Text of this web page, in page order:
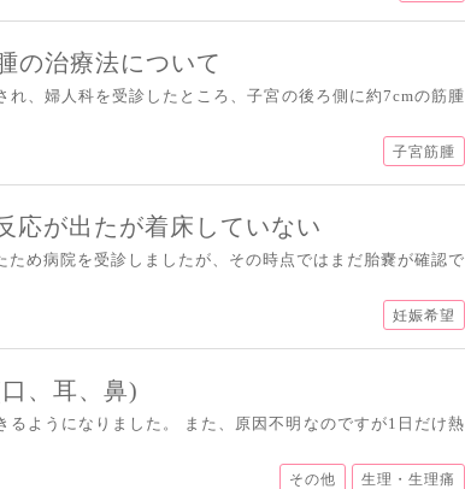
の治療法について
れ、婦人科を受診したところ、子宮の後ろ側に約7cmの筋腫
子宮筋腫
応が出たが着床していない
ため病院を受診しましたが、その時点ではまだ胎嚢が確認で
妊娠希望
、耳、鼻)
るようになりました。 また、原因不明なのですが1日だけ熱
その他 生理・生理痛